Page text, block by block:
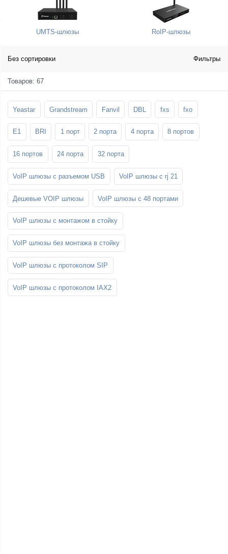
UMTS-шлюзы RoIP-шлюзы
Без сортировки Фильтры
Товаров: 67
Yeastar Grandstream Fanvil DBL fxs fxo
E1 BRI 1 порт 2 порта 4 порта 8 портов
16 портов 24 порта 32 порта
VoIP шлюзы с разъемом USB VoIP шлюзы с rj 21
Дешевые VOIP шлюзы VoIP шлюзы с 48 портами
VoIP шлюзы с монтажом в стойку
VoIP шлюзы без монтажа в стойку
VoIP шлюзы с протоколом SIP
VoIP шлюзы с протоколом IAX2
Стойки и крепления для панелей и
телевизоров
Шахтные телефоны
SFP-модули
3G/4G LTE и ADSL модемы
Мобильные телефоны